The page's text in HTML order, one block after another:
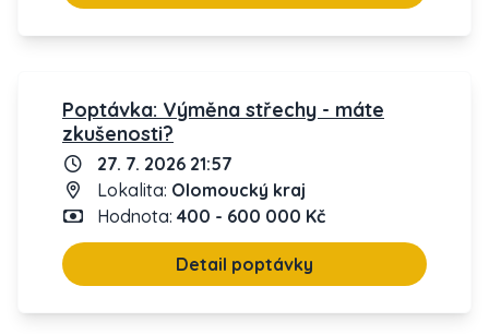
Poptávka: Výměna střechy - máte
zkušenosti?
27. 7. 2026 21:57
Lokalita: Olomoucký kraj
Hodnota: 400 - 600 000 Kč
Detail poptávky